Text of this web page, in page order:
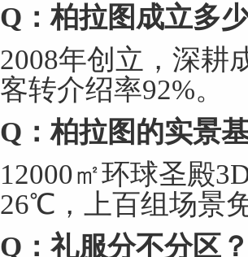
Q ：柏拉图成立多
2008年创立，深耕
客转介绍率92%。
Q ：柏拉图的实景
12000㎡环球圣殿
26℃，上百组场景
Q ：礼服分不分区？